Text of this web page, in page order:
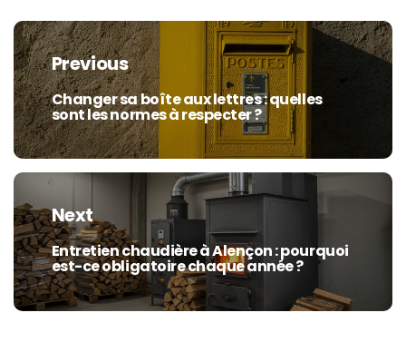
Navigation
de
l’article
Previous
Previous
post:
Changer sa boîte aux lettres : quelles
sont les normes à respecter ?
Next
Next
post:
Entretien chaudière à Alençon : pourquoi
est-ce obligatoire chaque année ?